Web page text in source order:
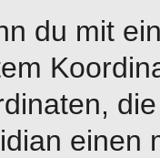
du mit
einen